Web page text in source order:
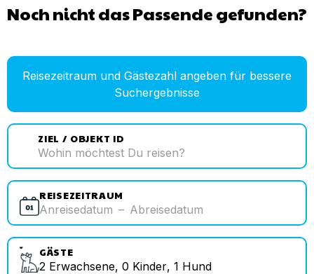
Noch nicht das Passende gefunden?
Reisezeitraum und Gästezahl angeben für bessere
Suchergebnisse
ZIEL / OBJEKT ID
REISEZEITRAUM
Anreisedatum – Abreisedatum
GÄSTE
2 Erwachsene, 0 Kinder, 1 Hund